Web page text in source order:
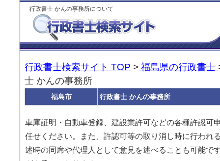
行政書士 かんの事務所について
行政書士検索サイト TOP > 福島県の行政書士
士 かんの事務所
福島市 行政書士 かんの事務所
車庫証明・自動車登録、建設業許可などの各種許認可
任せください。また、許認可等の取り消し時に行われ
述時の同席や代理人として意見を述べることも可能で